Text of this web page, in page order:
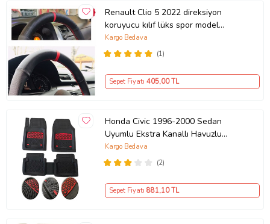
Renault Clio 5 2022 direksiyon
koruyucu kılıf lüks spor model
karbon deri
(1)
Kargo Bedava
Sepet Fiyatı 405,00 TL
Honda Civic 1996-2000 Sedan
Uyumlu Ekstra Kanallı Havuzlu
Paspas Seti Krom Kırmızı 4D
(2)
Kargo Bedava
Sepet Fiyatı 881,10 TL